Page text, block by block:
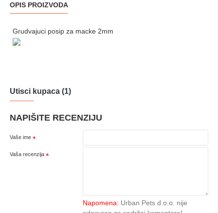
OPIS PROIZVODA
Grudvajuci posip za macke 2mm
Utisci kupaca (1)
NAPIŠITE RECENZIJU
Vaše ime
Vaša recenzija
Napomena: Urban Pets d.o.o. nije